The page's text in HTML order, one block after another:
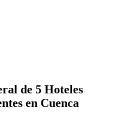
de 5 Hoteles
en Cuenca